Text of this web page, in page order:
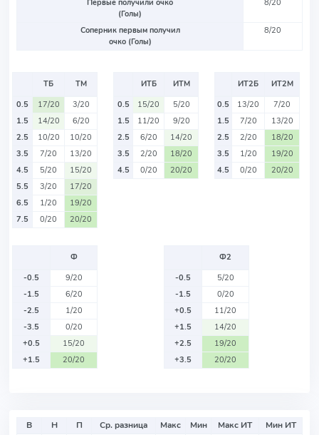
Первые получили очко
(Голы)
8/20
Соперник первым получил
очко (Голы)
8/20
ТБ
ТМ
0.5
17/20
3/20
1.5
14/20
6/20
2.5
10/20
10/20
3.5
7/20
13/20
4.5
5/20
15/20
5.5
3/20
17/20
6.5
1/20
19/20
7.5
0/20 20/20
ИТБ
ИТМ
0.5
15/20
5/20
1.5
11/20
9/20
2.5
6/20
14/20
3.5
2/20
18/20
4.5
0/20 20/20
ИТ2Б
ИТ2М
0.5
13/20
7/20
1.5
7/20
13/20
2.5
2/20
18/20
3.5
1/20
19/20
4.5
0/20 20/20
Ф
-0.5
9/20
-1.5
6/20
-2.5
1/20
-3.5
0/20
+0.5
15/20
+1.5
20/20
Ф2
-0.5
5/20
-1.5
0/20
+0.5
11/20
+1.5
14/20
+2.5
19/20
+3.5
20/20
В Н П Ср. разница Макс Мин Макс ИТ
Мин ИТ